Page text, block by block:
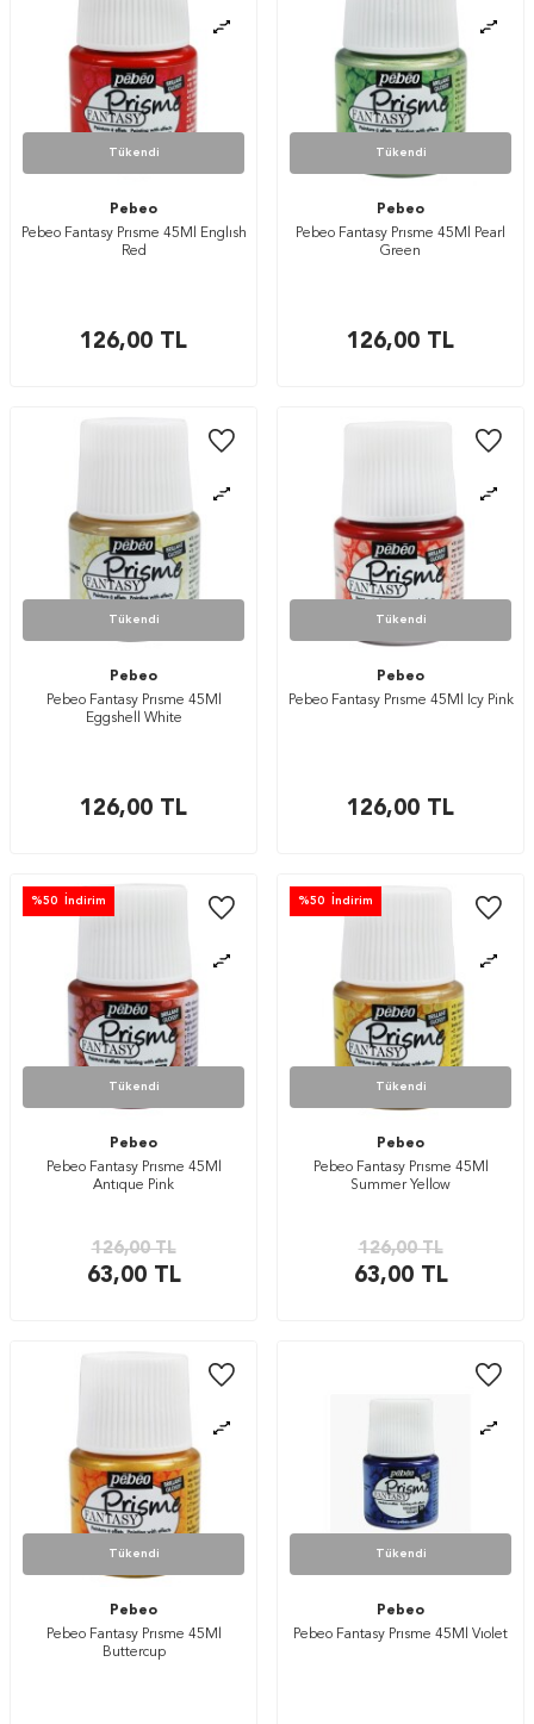
Tükendi
Pebeo
Pebeo Fantasy Prısme 45Ml Englısh
Red
126,00 TL
Tükendi
Pebeo
Pebeo Fantasy Prısme 45Ml Pearl
Green
126,00 TL
Tükendi
Pebeo
Pebeo Fantasy Prısme 45Ml
Eggshell White
126,00 TL
Tükendi
Pebeo
Pebeo Fantasy Prısme 45Ml Icy Pink
126,00 TL
%50 İndirim
Tükendi
Pebeo
Pebeo Fantasy Prısme 45Ml
Antıque Pink
126,00TL
63,00TL
%50 İndirim
Tükendi
Pebeo
Pebeo Fantasy Prısme 45Ml
Summer Yellow
126,00TL
63,00TL
Tükendi
Pebeo
Pebeo Fantasy Prısme 45Ml
Buttercup
Tükendi
Pebeo
Pebeo Fantasy Prısme 45Ml Vıolet